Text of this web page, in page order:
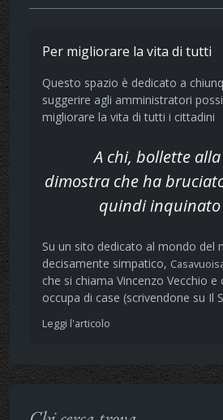
Per migliorare la vita di tutti
Questo spazio è dedicato a
suggerire agli amministratori
migliorare la vita di tutti i cittadini
A chi, bollette
dimostra che ha
quindi inquinato
Su un sito dedicato al mondo del
decisamente simpatico,
che si chiama Vincenzo Vecchio e
occupa di case (scrivendone su Il
Leggi l'articolo